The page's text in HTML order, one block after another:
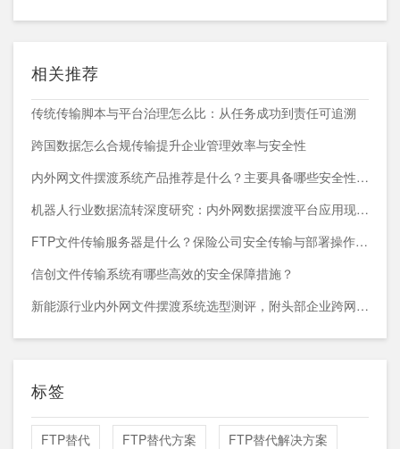
相关推荐
传统传输脚本与平台治理怎么比：从任务成功到责任可追溯
跨国数据怎么合规传输提升企业管理效率与安全性
内外网文件摆渡系统产品推荐是什么？主要具备哪些安全性能？
机器人行业数据流转深度研究：内外网数据摆渡平台应用现状与趋势
FTP文件传输服务器是什么？保险公司安全传输与部署操作指南
信创文件传输系统有哪些高效的安全保障措施？
新能源行业内外网文件摆渡系统选型测评，附头部企业跨网部署案例
标签
FTP替代 FTP替代方案 FTP替代解决方案